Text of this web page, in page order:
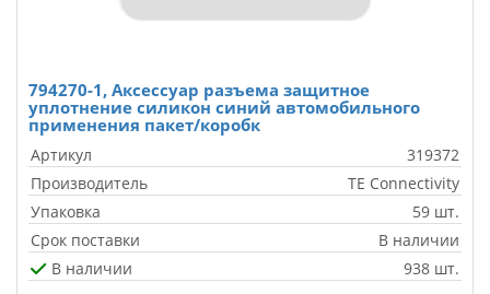
794270-1, Аксессуар разъема защитное
уплотнение силикон синий автомобильного
применения пакет/коробк
Артикул
319372
Производитель
TE Connectivity
Упаковка
59 шт.
Срок поставки
В наличии
В наличии
938 шт.